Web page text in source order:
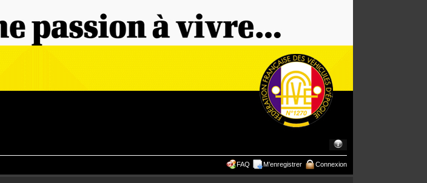
FAQ M’enregistrer Connexion